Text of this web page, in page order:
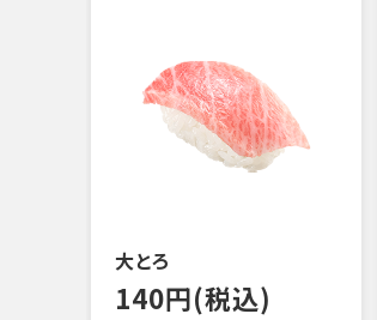
大とろ
140円(税込)